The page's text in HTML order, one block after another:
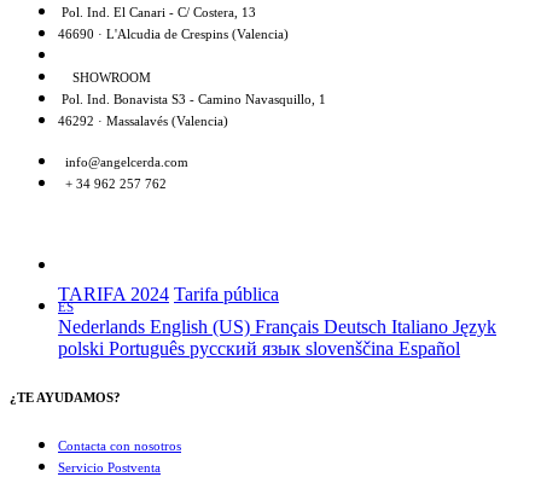
Pol. Ind. El Canari - C/ Costera, 13
46690 · L'Alcudia de Crespins (Valencia)
SHOWROOM
Pol. Ind. Bonavista S3 - Camino Navasquillo, 1
46292 · Massalavés (Valencia)
info@angelcerda.com
+ 34 962 257 762
TARIFA 2024 Tarifa pública
ES
Nederlands English (US) Français Deutsch Italiano Język
polski Português русский язык slovenščina Español
¿TE AYUDAMOS?
Contacta con nosotros
Servicio Postventa